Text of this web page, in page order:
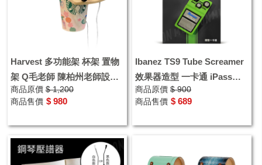
Harvest 多功能架 杯架 置物
架 Q毛老師 陳柏州老師設計
款 手工製作
商品原價 $ 1,200
商品售價 $ 980
Ibanez TS9 Tube Screamer
效果器造型 一卡通 iPass
TS9IP
商品原價 $ 900
商品售價 $ 689